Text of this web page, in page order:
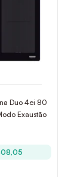
Duo 4ei 80
Exaustão